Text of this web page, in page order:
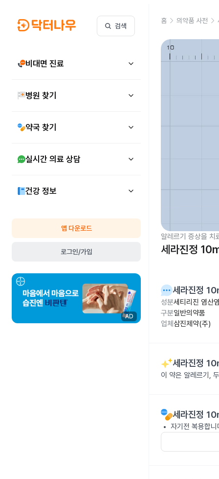
검색
비대면 진료
병원 찾기
약국 찾기
실시간 의료 상담
건강 정보
앱 다운로드
로그인/가입
AD
홈 의약품 사전
알레르기 증상을 치
세라진정
세라진정
성분세티리진 염산
구분일반의약품
업체 삼진제약(주)
세라진정
이 약은 알레르기,
세라진정
자기전 복용합니